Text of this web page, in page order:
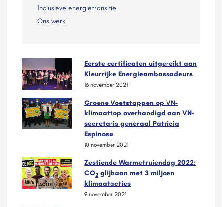
Inclusieve energietransitie
Ons werk
Eerste certificaten uitgereikt aan
Kleurrijke Energieambassadeurs
16 november 2021
Groene Voetstappen op VN-
klimaattop overhandigd aan VN-
secretaris generaal Patricia
Espinosa
10 november 2021
Zestiende Warmetruiendag 2022:
CO2 glijbaan met 3 miljoen
klimaatacties
9 november 2021